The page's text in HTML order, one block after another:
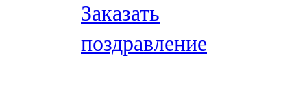
Заказать
поздравление